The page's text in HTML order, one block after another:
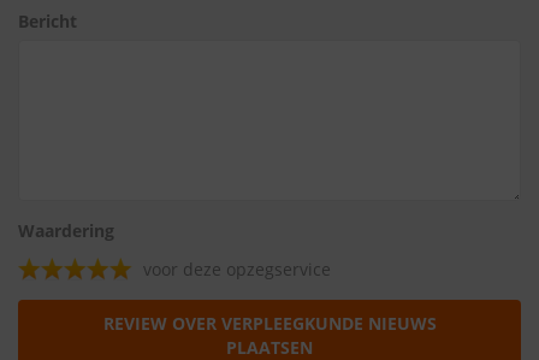
Bericht
Waardering
voor deze opzegservice
REVIEW OVER VERPLEEGKUNDE NIEUWS
PLAATSEN